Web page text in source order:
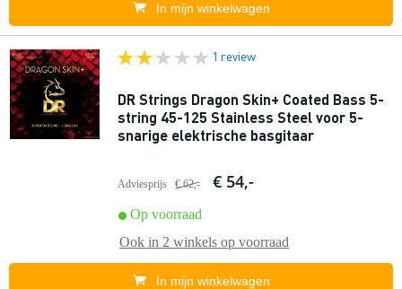
In mijn winkelwagen
1 review
DR Strings Dragon Skin+ Coated Bass 5-
string 45-125 Stainless Steel voor 5-
snarige elektrische basgitaar
Adviesprijs € 62,- € 54,-
Op voorraad
Ook in 2 winkels op voorraad
In mijn winkelwagen